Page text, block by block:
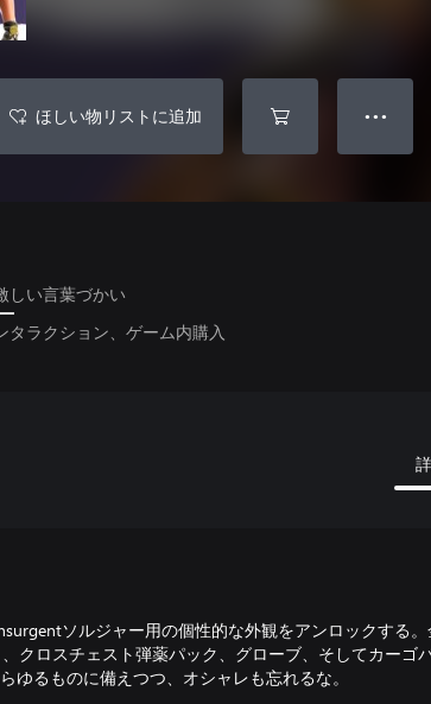
ほしい物リストに追加 ● ● ●
しい言葉づかい
タラクション、ゲーム内購入
ソルジャー用の個性的な外観をアンロックする
クロスチェスト弾薬パック、グローブ、そしてカーゴ
ゆるものに備えつつ、オシャレも忘れるな。